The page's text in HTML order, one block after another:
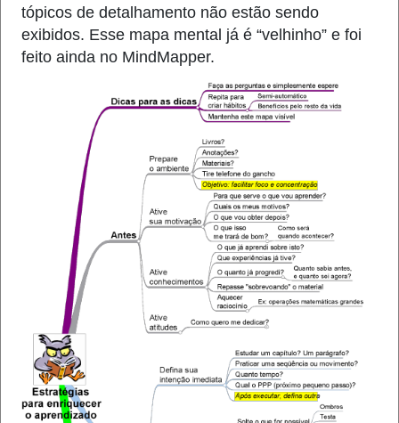
tópicos de detalhamento não estão sendo
exibidos. Esse mapa mental já é “velhinho” e foi
feito ainda no MindMapper.